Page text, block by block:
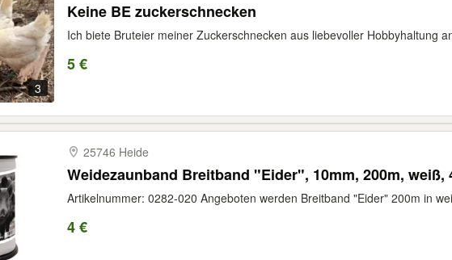
3
Keine BE zuckerschnecken
Ich biete Bruteier meiner Zuckerschnecken aus liebevoller Hobbyhaltung
5 €
25746 Heide
Weidezaunband Breitband "Eider", 10mm, 200m, weiß,
Artikelnummer: 0282-020 Angeboten werden Breitband "Eider" 200m in
4 €